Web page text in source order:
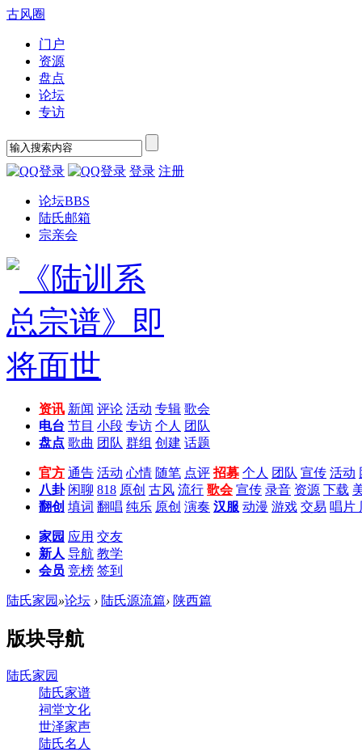
古风圈
门户
资源
盘点
论坛
专访
登录 注册
论坛BBS
陆氏邮箱
宗亲会
资讯 新闻 评论 活动 专辑 歌会
电台 节目 小段 专访 个人 团队
盘点 歌曲 团队 群组 创建 话题
官方 通告 活动 心情 随笔 点评 招募 个人 团队 宣传 活动
八卦 闲聊 818 原创 古风 流行 歌会 宣传 录音 资源 下载
翻创 填词 翻唱 纯乐 原创 演奏 汉服 动漫 游戏 交易 唱片
家园 应用 交友
新人 导航 教学
会员 竞榜 签到
陆氏家园 »论坛 › 陆氏源流篇› 陕西篇
版块导航
陆氏家园
陆氏家谱
祠堂文化
世泽家声
陆氏名人